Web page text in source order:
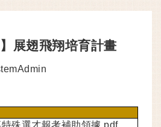
】展翅飛翔培育計畫
：
殊選才報考補助領據.pdf